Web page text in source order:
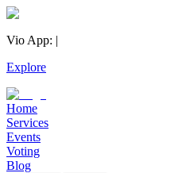
Vio App: |
Explore
Home
Services
Events
Voting
Blog